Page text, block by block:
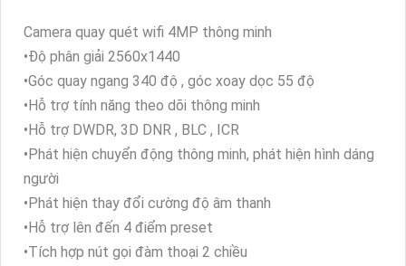
Camera quay quét wifi 4MP thông minh
•Độ phân giải 2560x1440
•Góc quay ngang 340 độ , góc xoay dọc 55 độ
•Hỗ trợ tính năng theo dõi thông minh
•Hỗ trợ DWDR, 3D DNR , BLC , ICR
•Phát hiện chuyển động thông minh, phát hiện hình dáng
người
•Phát hiện thay đổi cường độ âm thanh
•Hỗ trợ lên đến 4 điểm preset
•Tích hợp nút gọi đàm thoại 2 chiều